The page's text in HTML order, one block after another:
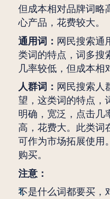
但成本相对品牌词略
心产品，花费较大。
通用词： 网民搜索通
类词的特点，词多搜
几率较低，但成本相
人群词： 网民搜索人
望，这类词的特点，
明确，宽泛，点击几
高，花费大。此类词
可作为市场拓展使用
购买。
注意：
不是什么词都要买，